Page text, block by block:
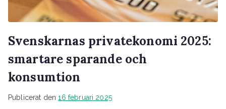
Svenskarnas privatekonomi 2025:
smartare sparande och
konsumtion
Publicerat den16 februari 2025